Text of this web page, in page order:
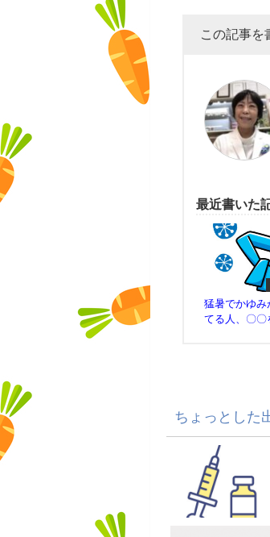
この記事を
最近書いた
猛暑でかゆみ
てる人、〇〇
ちょっとした